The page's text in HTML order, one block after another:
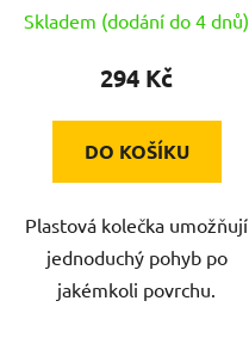
Skladem (dodání do 4 dnů)
294 Kč
DO KOŠÍKU
Plastová kolečka umožňují
jednoduchý pohyb po
jakémkoli povrchu.